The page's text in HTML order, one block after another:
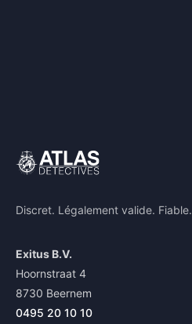
Discret. Légalement valide. Fiable.
Exitus B.V.
Hoornstraat 4
8730 Beernem
0495 20 10 10